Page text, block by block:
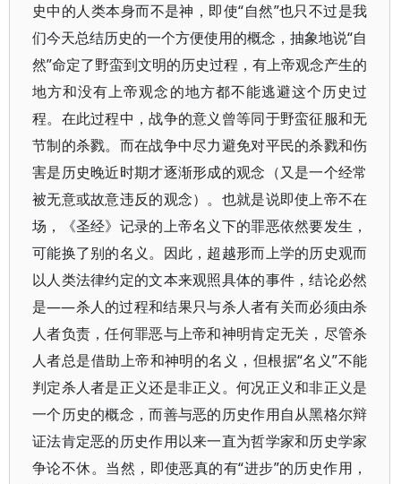
史中的人类本身而不是神，即使“自然”也只不过是我
们今天总结历史的一个方便使用的概念，抽象地说“自
然”命定了野蛮到文明的历史过程，有上帝观念产生的
地方和没有上帝观念的地方都不能逃避这个历史过
程。在此过程中，战争的意义曾等同于野蛮征服和无
节制的杀戮。而在战争中尽力避免对平民的杀戮和伤
害是历史晚近时期才逐渐形成的观念（又是一个经常
被无意或故意违反的观念）。也就是说即使上帝不在
场，《圣经》记录的上帝名义下的罪恶依然要发生，
可能换了别的名义。因此，超越形而上学的历史观而
以人类法律约定的文本来观照具体的事件，结论必然
是——杀人的过程和结果只与杀人者有关而必须由杀
人者负责，任何罪恶与上帝和神明肯定无关，尽管杀
人者总是借助上帝和神明的名义，但根据“名义”不能
判定杀人者是正义还是非正义。何况正义和非正义是
一个历史的概念，而善与恶的历史作用自从黑格尔辩
证法肯定恶的历史作用以来一直为哲学家和历史学家
争论不休。当然，即使恶真的有“进步”的历史作用，